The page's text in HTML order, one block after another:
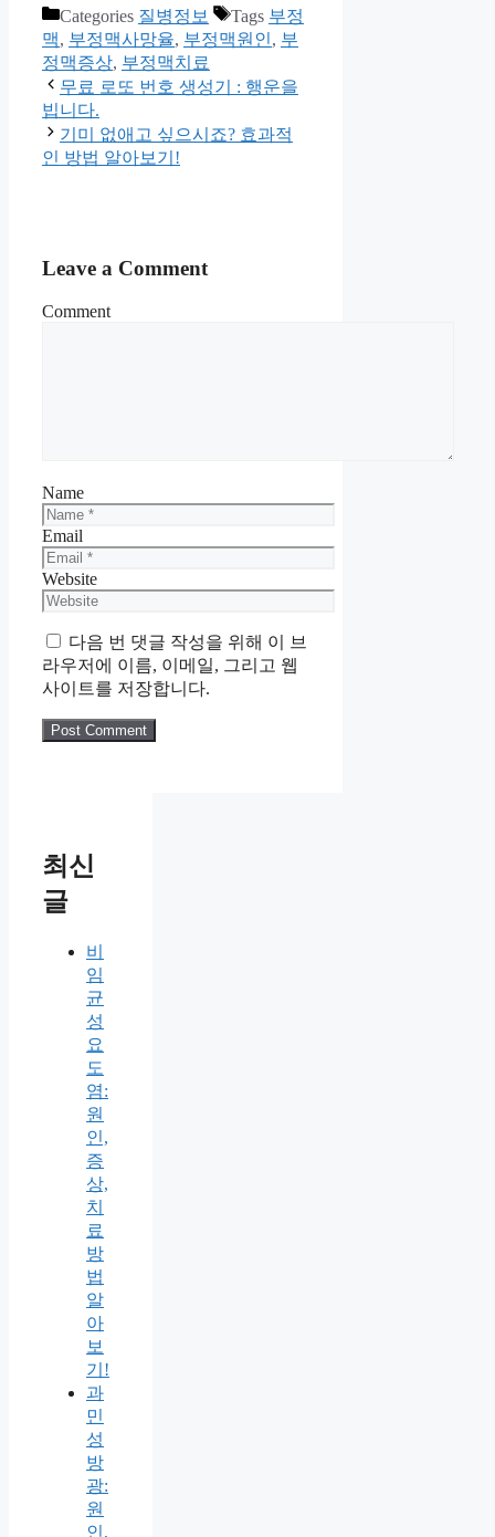
Categories 질병정보 Tags 부정
맥, 부정맥사망율, 부정맥원인, 부
정맥증상, 부정맥치료
무료 로또 번호 생성기 : 행운을
빕니다.
기미 없애고 싶으시죠? 효과적
인 방법 알아보기!
Leave a Comment
Comment
Name
Email
Website
다음 번 댓글 작성을 위해 이 브
라우저에 이름, 이메일, 그리고 웹
사이트를 저장합니다.
최신
글
비
임
균
성
요
도
염:
원
인,
증
상,
치
료
방
법
알
아
보
기!
과
민
성
방
광:
원
인,